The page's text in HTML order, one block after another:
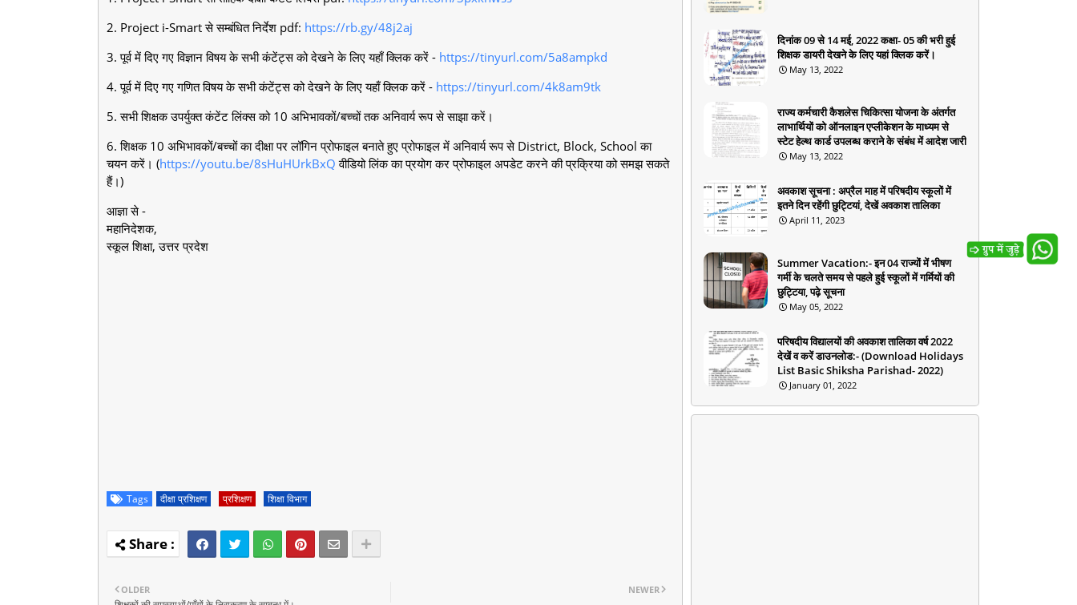
2. Project i-Smart से सम्बंधित निर्देश pdf: https://rb.gy/48j2aj
3. पूर्व में दिए गए विज्ञान विषय के सभी कंटेंट्स को देखने के लिए यहाँ क्लिक करें - https://tinyurl.com/5a8ampkd
4. पूर्व में दिए गए गणित विषय के सभी कंटेंट्स को देखने के लिए यहाँ क्लिक करें - https://tinyurl.com/4k8am9tk
5. सभी शिक्षक उपर्युक्त कंटेंट लिंक्स को 10 अभिभावकों/बच्चों तक अनिवार्य रूप से साझा करें।
6. शिक्षक 10 अभिभावकों/बच्चों का दीक्षा पर लॉगिन प्रोफाइल बनाते हुए प्रोफाइल में अनिवार्य रूप से District, Block, School का
चयन करें। (https://youtu.be/8sHuHUrkBxQ वीडियो लिंक का प्रयोग कर प्रोफाइल अपडेट करने की प्रक्रिया को समझ सकते
हैं।)
आज्ञा से -
महानिदेशक,
स्कूल शिक्षा, उत्तर प्रदेश
Tags दीक्षा प्रशिक्षण प्रशिक्षण शिक्षा विभाग
NEWER
OLDER
दिनांक 09 से 14 मई, 2022 कक्षा- 05 की भरी हुई
शिक्षक डायरी देखने के लिए यहां क्लिक करें।
May 13, 2022
राज्य कर्मचारी कैशलेस चिकित्सा योजना के अंतर्गत
लाभार्थियों को ऑनलाइन एप्लीकेशन के माध्यम से
स्टेट हेल्थ कार्ड उपलब्ध कराने के संबंध में आदेश जारी
May 13, 2022
अवकाश सूचना : अप्रैल माह में परिषदीय स्कूलों में
इतने दिन रहेंगी छुट्टियां, देखें अवकाश तालिका
April 11, 2023
Summer Vacation:- इन 04 राज्यों में भीषण
गर्मी के चलते समय से पहले हुई स्कूलों में गर्मियों की
छुट्टिया, पढ़े सूचना
May 05, 2022
परिषदीय विद्यालयों की अवकाश तालिका वर्ष 2022
देखें व करें डाउनलोड:- (Download Holidays
List Basic Shiksha Parishad- 2022)
January 01, 2022